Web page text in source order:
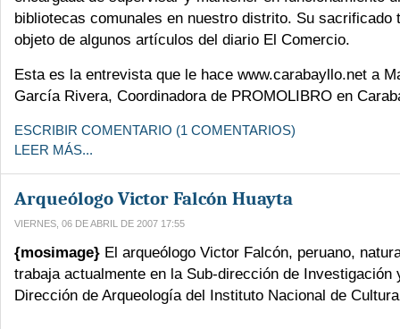
bibliotecas comunales en nuestro distrito. Su sacrificado
objeto de algunos artículos del diario El Comercio.
Esta es la entrevista que le hace www.carabayllo.net a
García Rivera, Coordinadora de PROMOLIBRO en
ESCRIBIR COMENTARIO (1 COMENTARIOS)
LEER MÁS...
Arqueólogo Victor Falcón Huayta
VIERNES, 06 DE ABRIL DE 2007 17:55
{mosimage} El arqueólogo Victor Falcón, peruano,
trabaja actualmente en la Sub-dirección de Investigación
Dirección de Arqueología del Instituto Nacional de